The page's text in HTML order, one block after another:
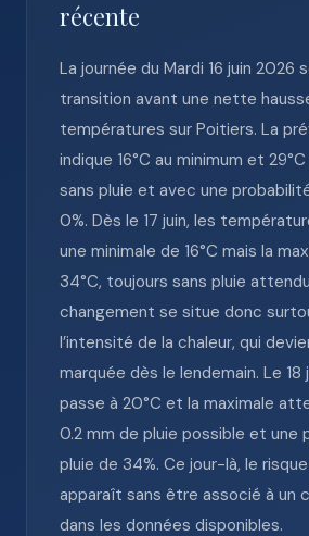
récente
La journée du Mardi 16 juin 2026
transition avant une nette
températures sur Poitiers. La
indique 16°C au minimum et
sans pluie et avec une
0%. Dès le 17 juin, les
une minimale de 16°C mais la
34°C, toujours sans pluie
changement se situe donc
l’intensité de la chaleur, qui
marquée dès le lendemain. Le 18
passe à 20°C et la maximale
0.2 mm de pluie possible et une
pluie de 34%. Ce jour-là, le risque
apparaît sans être associé à un
dans les données disponibles.